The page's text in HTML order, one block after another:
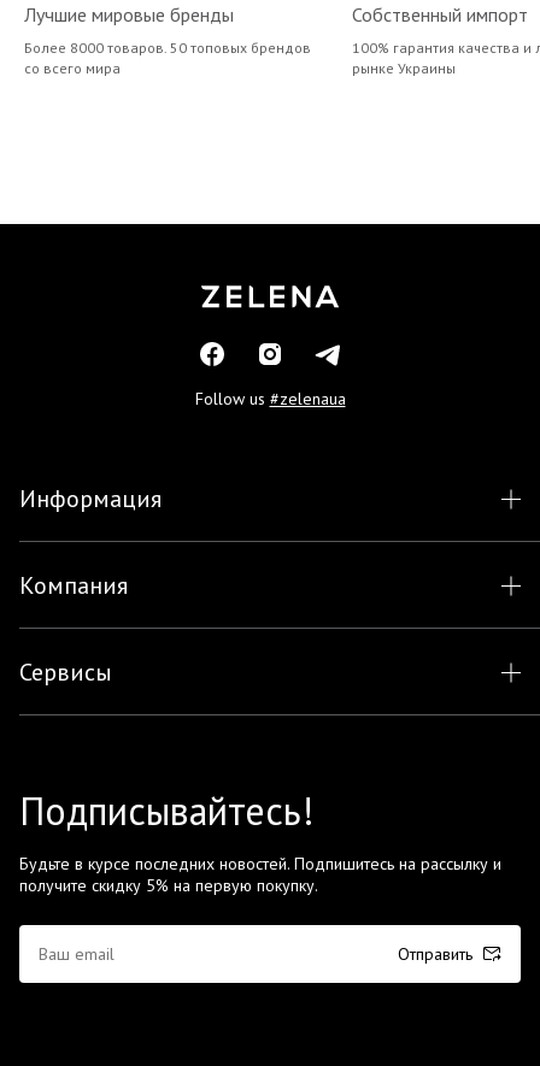
Лучшие мировые бренды
Более 8000 товаров. 50 топовых брендов
со всего мира
Собственный импорт
100% гарантия качества
рынке Украины
Follow us #zelenaua
Информация
Компания
Сервисы
Подписывайтесь!
Будьте в курсе последних новостей. Подпишитесь на рассылку и
получите скидку 5% на первую покупку.
Отправить